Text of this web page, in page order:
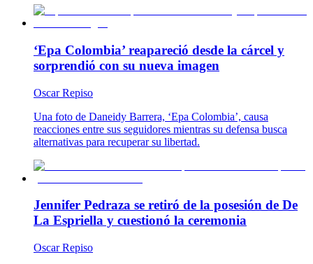
‘Epa Colombia’ reapareció desde la cárcel y
sorprendió con su nueva imagen
Oscar Repiso
Una foto de Daneidy Barrera, ‘Epa Colombia’, causa
reacciones entre sus seguidores mientras su defensa busca
alternativas para recuperar su libertad.
Jennifer Pedraza se retiró de la posesión de De
La Espriella y cuestionó la ceremonia
Oscar Repiso